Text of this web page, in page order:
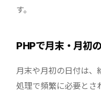
す。
PHPで月末・月初
月末や月初の日付は
処理で頻繁に必要とさ